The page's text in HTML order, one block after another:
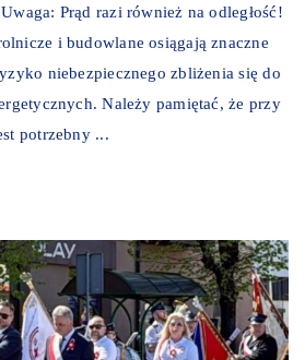
Prąd razi również na odległość!
i budowlane osiągają znaczne
niebezpiecznego zbliżenia się do
Należy pamiętać, że przy
potrzebny ...